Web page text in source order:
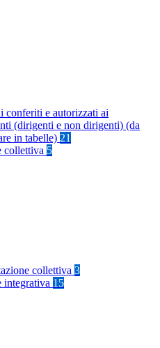
conferiti e autorizzati ai
(dirigenti e non dirigenti) (da
in tabelle) 21
collettiva 5
collettiva 3
integrativa 15